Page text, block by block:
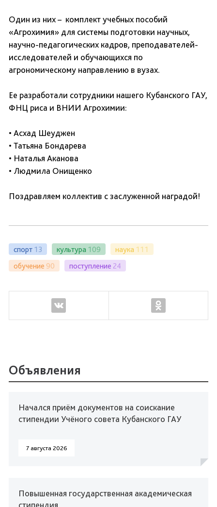
Один из них – комплект учебных пособий
«Агрохимия» для системы подготовки научных,
научно-педагогических кадров, преподавателей-
исследователей и обучающихся по
агрономическому направлению в вузах.
Ее разработали сотрудники нашего Кубанского ГАУ,
ФНЦ риса и ВНИИ Агрохимии:
• Асхад Шеуджен
• Татьяна Бондарева
• Наталья Аканова
• Людмила Онищенко
Поздравляем коллектив с заслуженной наградой!
спорт 13 культура 109 наука 111
обучение 90 поступление 24
Объявления
Начался приём документов на соискание
стипендии Учёного совета Кубанского ГАУ
7 августа 2026
Повышенная государственная академическая
стипендия